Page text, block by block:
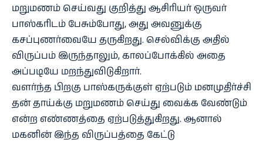
மறுமணம் செய்வது குறித்து ஆசிரியர் ஒருவர்
பாஸ்கரிடம் பேசும்போது, அது அவனுக்கு
கசப்புணர்வையே தருகிறது. செல்விக்கு அதில்
விருப்பம் இருந்தாலும், காலப்போக்கில் அதை
அப்படியே மறந்துவிடுகிறார்.
வளர்ந்த பிறகு பாஸ்கருக்குள் ஏற்படும் மனமுதிர்ச்சி
தன் தாய்க்கு மறுமணம் செய்து வைக்க வேண்டும்
என்ற எண்ணத்தை ஏற்படுத்துகிறது. ஆனால்
மகனின் இந்த விருப்பத்தை கேட்டு